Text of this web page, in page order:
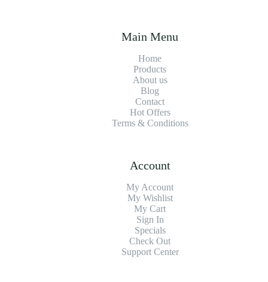
Main Menu
Home
Products
About us
Blog
Contact
Hot Offers
Terms & Conditions
Account
My Account
My Wishlist
My Cart
Sign In
Specials
Check Out
Support Center